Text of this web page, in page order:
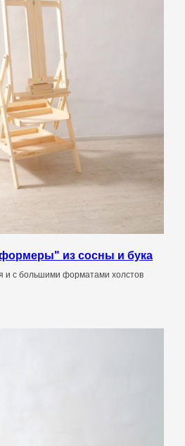
из сосны и бука
и с большими форматами холстов